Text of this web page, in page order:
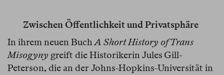
Zwischen Öffentlichkeit und Privatsphäre
In ihrem neuen BuchA Short History of Trans
Misogyny greift die Historikerin Jules Gill-
Peterson, die an der Johns-Hopkins-Universität in